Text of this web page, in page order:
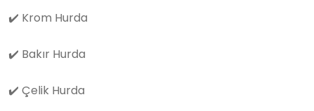
✔️ Krom Hurda
✔️ Bakır Hurda
✔️ Çelik Hurda